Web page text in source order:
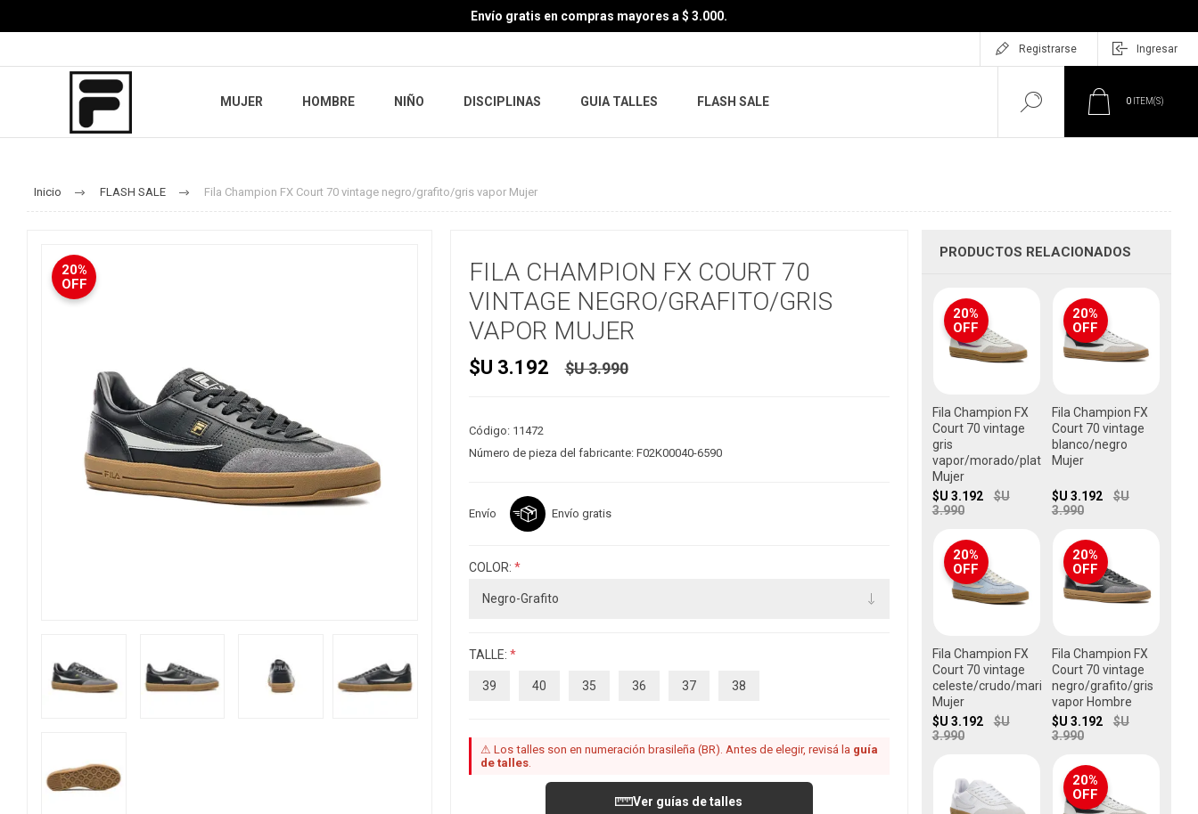
Envío gratis en compras mayores a $ 3.000.
Registrarse Ingresar
MUJER HOMBRE NIÑO DISCIPLINAS GUIA TALLES FLASH SALE 0 ITEM(S)
Inicio FLASH SALE Fila Champion FX Court 70 vintage negro/grafito/gris vapor Mujer
20%
OFF
FILA CHAMPION FX COURT 70
VINTAGE NEGRO/GRAFITO/GRIS
VAPOR MUJER
$U 3.192 $U 3.990
Código: 11472
Número de pieza del fabricante: F02K00040-6590
Envío Envío gratis
COLOR: *
TALLE: *
39 40 35 36 37 38
⚠ Los talles son en numeración brasileña (BR). Antes de elegir, revisá la guía
de talles.
Ver guías de talles
PRODUCTOS RELACIONADOS
20%
OFF
Fila Champion FX
Court 70 vintage
gris
vapor/morado/plata
Mujer
$U 3.192
$U
3.990
20%
OFF
Fila Champion FX
Court 70 vintage
blanco/negro
Mujer
$U 3.192
$U
3.990
20%
OFF
Fila Champion FX
Court 70 vintage
celeste/crudo/marino
Mujer
$U 3.192
$U
3.990
20%
OFF
Fila Champion FX
Court 70 vintage
negro/grafito/gris
vapor Hombre
$U 3.192
$U
3.990
20%
OFF